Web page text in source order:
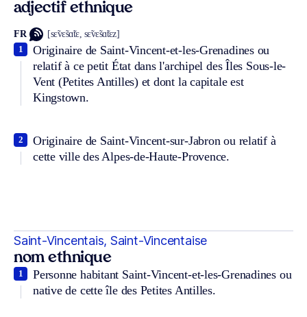
adjectif ethnique
FR [sɛ̃vɛ̃sɑ̃tɛ, sɛ̃vɛ̃sɑ̃tɛz]
Originaire de Saint-Vincent-et-les-Grenadines ou
relatif à ce petit État dans l'archipel des Îles Sous-le-
Vent (Petites Antilles) et dont la capitale est
Kingstown.
1
Originaire de Saint-Vincent-sur-Jabron ou relatif à
cette ville des Alpes-de-Haute-Provence.
2
Saint-Vincentais, Saint-Vincentaise
nom ethnique
Personne habitant Saint-Vincent-et-les-Grenadines ou
native de cette île des Petites Antilles.
1